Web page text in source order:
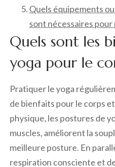
Quels équipements
sont nécessaires
Quels sont les
yoga pour le
Pratiquer le yoga
de bienfaits pour le corps et
physique, les postures de
muscles, améliorent la
meilleure posture. En
respiration consciente et